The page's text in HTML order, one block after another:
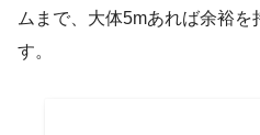
ムまで、大体5mあれば余裕を
す。